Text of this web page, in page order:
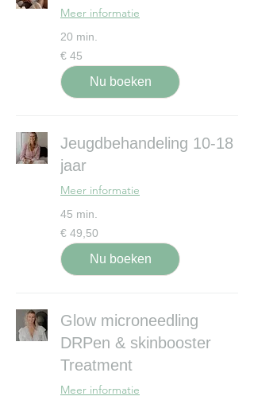
Meer informatie
20 min.
45
euro
€ 45
Nu boeken
Jeugdbehandeling 10-18
jaar
Meer informatie
45 min.
49,50
euro
€ 49,50
Nu boeken
Glow microneedling
DRPen & skinbooster
Treatment
Meer informatie